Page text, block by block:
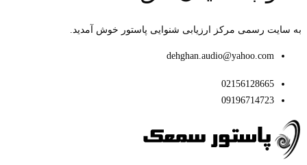
به سایت رسمی مرکز ارزیابی شنوایی پاستور خوش آمدید.
dehghan.audio@yahoo.com
02156128665
09196714723